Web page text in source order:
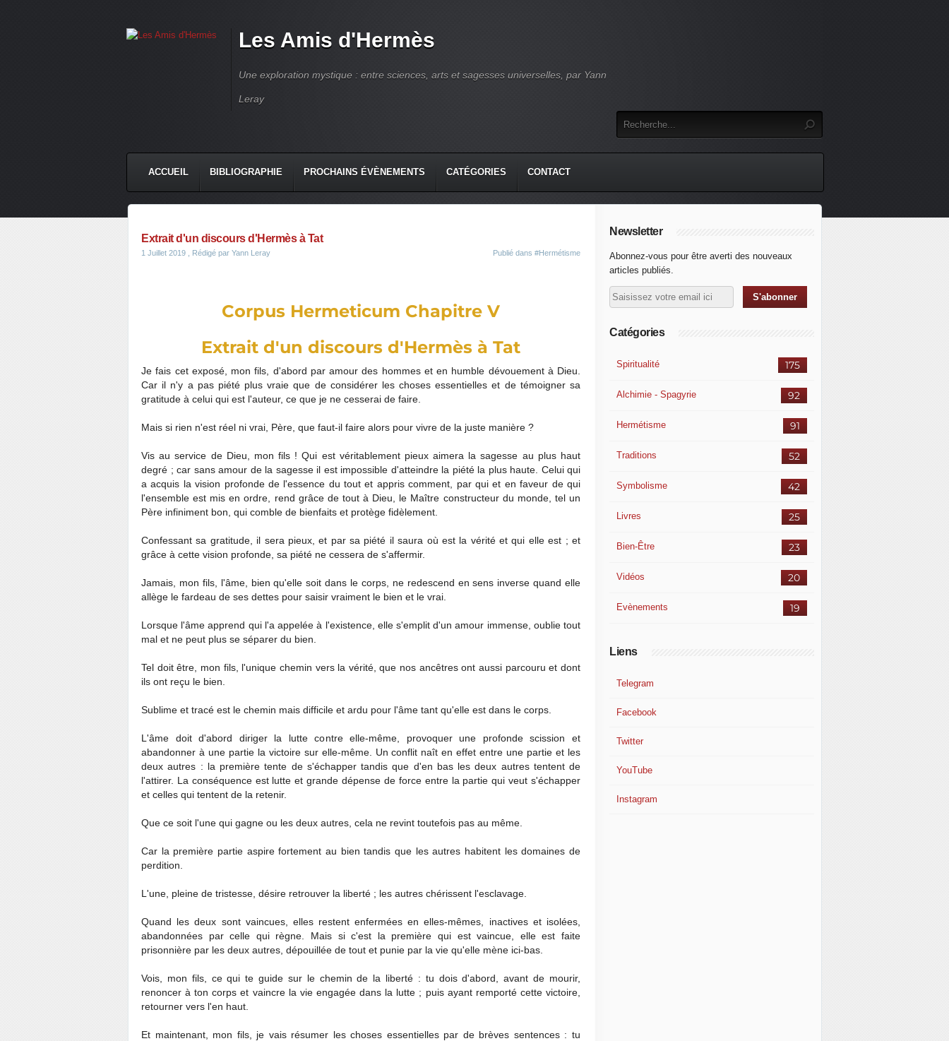
Les Amis d'Hermès
Une exploration mystique : entre sciences, arts et sagesses universelles, par Yann
Leray
ACCUEIL BIBLIOGRAPHIE PROCHAINS ÉVÈNEMENTS CATÉGORIES CONTACT
Extrait d'un discours d'Hermès à Tat
1 Juillet 2019 , Rédigé par Yann Leray Publié dans #Hermétisme
Corpus Hermeticum Chapitre V
Extrait d'un discours d'Hermès à Tat
Je fais cet exposé, mon fils, d'abord par amour des hommes et en humble dévouement à Dieu.
Car il n'y a pas piété plus vraie que de considérer les choses essentielles et de témoigner sa
gratitude à celui qui est l'auteur, ce que je ne cesserai de faire.
Mais si rien n'est réel ni vrai, Père, que faut-il faire alors pour vivre de la juste manière ?
Vis au service de Dieu, mon fils ! Qui est véritablement pieux aimera la sagesse au plus haut
degré ; car sans amour de la sagesse il est impossible d'atteindre la piété la plus haute. Celui qui
a acquis la vision profonde de l'essence du tout et appris comment, par qui et en faveur de qui
l'ensemble est mis en ordre, rend grâce de tout à Dieu, le Maître constructeur du monde, tel un
Père infiniment bon, qui comble de bienfaits et protège fidèlement.
Confessant sa gratitude, il sera pieux, et par sa piété il saura où est la vérité et qui elle est ; et
grâce à cette vision profonde, sa piété ne cessera de s'affermir.
Jamais, mon fils, l'âme, bien qu'elle soit dans le corps, ne redescend en sens inverse quand elle
allège le fardeau de ses dettes pour saisir vraiment le bien et le vrai.
Lorsque l'âme apprend qui l'a appelée à l'existence, elle s'emplit d'un amour immense, oublie tout
mal et ne peut plus se séparer du bien.
Tel doit être, mon fils, l'unique chemin vers la vérité, que nos ancêtres ont aussi parcouru et dont
ils ont reçu le bien.
Sublime et tracé est le chemin mais difficile et ardu pour l'âme tant qu'elle est dans le corps.
L'âme doit d'abord diriger la lutte contre elle-même, provoquer une profonde scission et
abandonner à une partie la victoire sur elle-même. Un conflit naît en effet entre une partie et les
deux autres : la première tente de s'échapper tandis que d'en bas les deux autres tentent de
l'attirer. La conséquence est lutte et grande dépense de force entre la partie qui veut s'échapper
et celles qui tentent de la retenir.
Que ce soit l'une qui gagne ou les deux autres, cela ne revint toutefois pas au même.
Car la première partie aspire fortement au bien tandis que les autres habitent les domaines de
perdition.
L'une, pleine de tristesse, désire retrouver la liberté ; les autres chérissent l'esclavage.
Quand les deux sont vaincues, elles restent enfermées en elles-mêmes, inactives et isolées,
abandonnées par celle qui règne. Mais si c'est la première qui est vaincue, elle est faite
prisonnière par les deux autres, dépouillée de tout et punie par la vie qu'elle mène ici-bas.
Vois, mon fils, ce qui te guide sur le chemin de la liberté : tu dois d'abord, avant de mourir,
renoncer à ton corps et vaincre la vie engagée dans la lutte ; puis ayant remporté cette victoire,
retourner vers l'en haut.
Et maintenant, mon fils, je vais résumer les choses essentielles par de brèves sentences : tu
Newsletter
Abonnez-vous pour être averti des nouveaux
articles publiés.
Catégories
175
Spiritualité
92
Alchimie - Spagyrie
91
Hermétisme
52
Traditions
42
Symbolisme
25
Livres
23
Bien-Être
20
Vidéos
19
Evènements
Liens
Telegram
Facebook
Twitter
YouTube
Instagram